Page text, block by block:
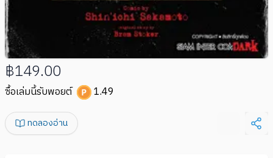
฿149.00
ซื้อเล่มนี้รับพอยต์ 1.49
ทดลองอ่าน